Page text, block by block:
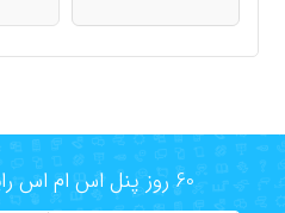
60 روز پنل اس ام اس رایگان، امتحان کنید!